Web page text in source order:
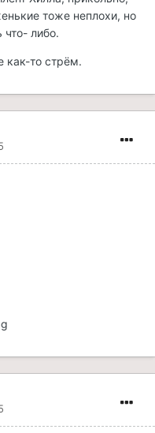
тоже неплохи, но
что- либо.
как-то стрём.